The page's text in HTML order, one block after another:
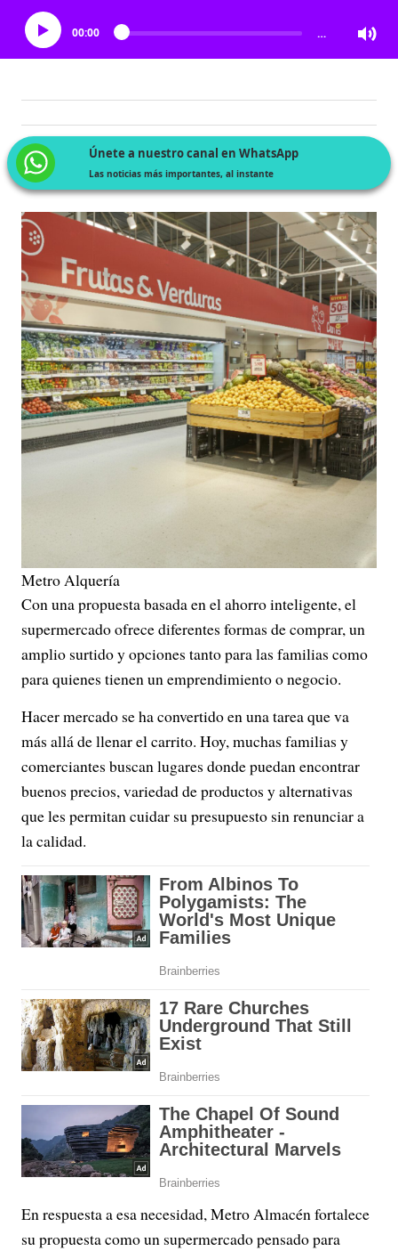
00:00 …
Únete a nuestro canal en WhatsApp
Las noticias más importantes, al instante
Metro Alquería
Con una propuesta basada en el ahorro inteligente, el
supermercado ofrece diferentes formas de comprar, un
amplio surtido y opciones tanto para las familias como
para quienes tienen un emprendimiento o negocio.
Hacer mercado se ha convertido en una tarea que va
más allá de llenar el carrito. Hoy, muchas familias y
comerciantes buscan lugares donde puedan encontrar
buenos precios, variedad de productos y alternativas
que les permitan cuidar su presupuesto sin renunciar a
la calidad.
En respuesta a esa necesidad, Metro Almacén fortalece
su propuesta como un supermercado pensado para